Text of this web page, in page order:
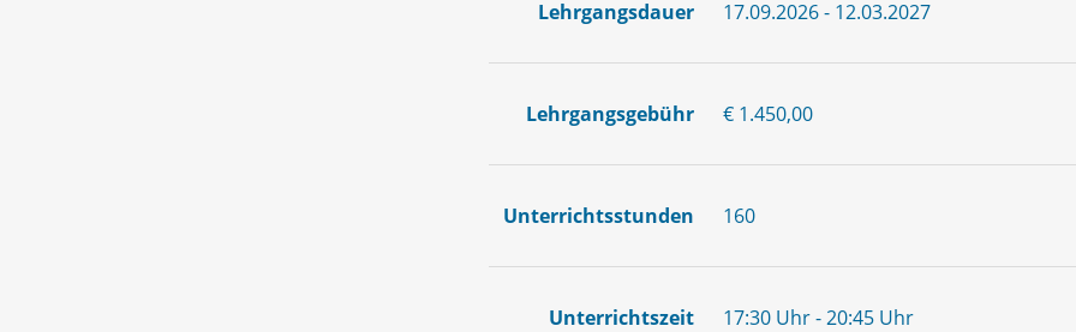
Lehrgangsdauer 17.09.2026 - 12.03.2027
Lehrgangsgebühr € 1.450,00
Unterrichtsstunden 160
Unterrichtszeit 17:30 Uhr - 20:45 Uhr